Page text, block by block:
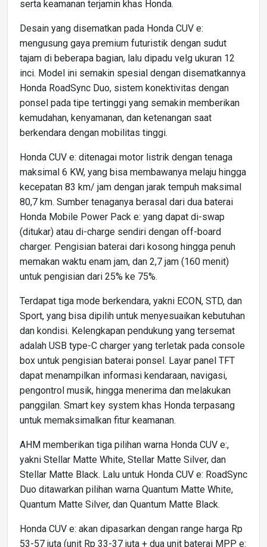
serta keamanan terjamin khas Honda.
Desain yang disematkan pada Honda CUV e:
mengusung gaya premium futuristik dengan sudut
tajam di beberapa bagian, lalu dipadu velg ukuran 12
inci. Model ini semakin spesial dengan disematkannya
Honda RoadSync Duo, sistem konektivitas dengan
ponsel pada tipe tertinggi yang semakin memberikan
kemudahan, kenyamanan, dan ketenangan saat
berkendara dengan mobilitas tinggi.
Honda CUV e: ditenagai motor listrik dengan tenaga
maksimal 6 KW, yang bisa membawanya melaju hingga
kecepatan 83 km/ jam dengan jarak tempuh maksimal
80,7 km. Sumber tenaganya berasal dari dua baterai
Honda Mobile Power Pack e: yang dapat di-swap
(ditukar) atau di-charge sendiri dengan off-board
charger. Pengisian baterai dari kosong hingga penuh
memakan waktu enam jam, dan 2,7 jam (160 menit)
untuk pengisian dari 25% ke 75%.
Terdapat tiga mode berkendara, yakni ECON, STD, dan
Sport, yang bisa dipilih untuk menyesuaikan kebutuhan
dan kondisi. Kelengkapan pendukung yang tersemat
adalah USB type-C charger yang terletak pada console
box untuk pengisian baterai ponsel. Layar panel TFT
dapat menampilkan informasi kendaraan, navigasi,
pengontrol musik, hingga menerima dan melakukan
panggilan. Smart key system khas Honda terpasang
untuk memaksimalkan fitur keamanan.
AHM memberikan tiga pilihan warna Honda CUV e:,
yakni Stellar Matte White, Stellar Matte Silver, dan
Stellar Matte Black. Lalu untuk Honda CUV e: RoadSync
Duo ditawarkan pilihan warna Quantum Matte White,
Quantum Matte Silver, dan Quantum Matte Black.
Honda CUV e: akan dipasarkan dengan range harga Rp
53-57 juta (unit Rp 33-37 juta + dua unit baterai MPP e: